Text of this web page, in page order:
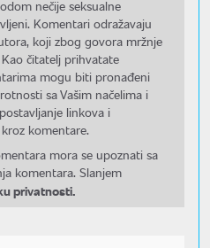
nečije seksualne
Komentari odražavaju
koji zbog govora mržnje
čitatelj prihvatate
mogu biti pronađeni
sa Vašim načelima i
linkova i
komentare.
mora se upoznati sa
komentara. Slanjem
privatnosti.